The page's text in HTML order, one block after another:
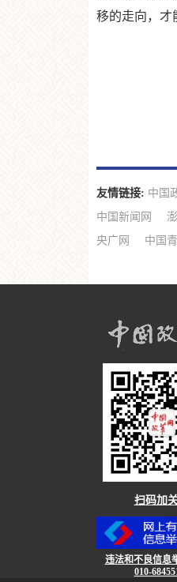
移的走向，才
友情链接: 中国
中国新闻网
央广网
中国
扫码加
违法和不良信息
010-